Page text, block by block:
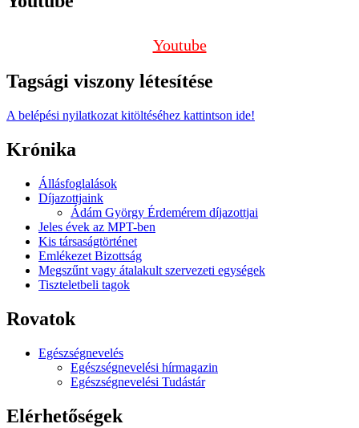
Youtube
Tagsági viszony létesítése
A belépési nyilatkozat kitöltéséhez kattintson ide!
Krónika
Állásfoglalások
Díjazottjaink
Ádám György Érdemérem díjazottjai
Jeles évek az MPT-ben
Kis társaságtörténet
Emlékezet Bizottság
Megszűnt vagy átalakult szervezeti egységek
Tiszteletbeli tagok
Rovatok
Egészségnevelés
Egészségnevelési hírmagazin
Egészségnevelési Tudástár
Elérhetőségek